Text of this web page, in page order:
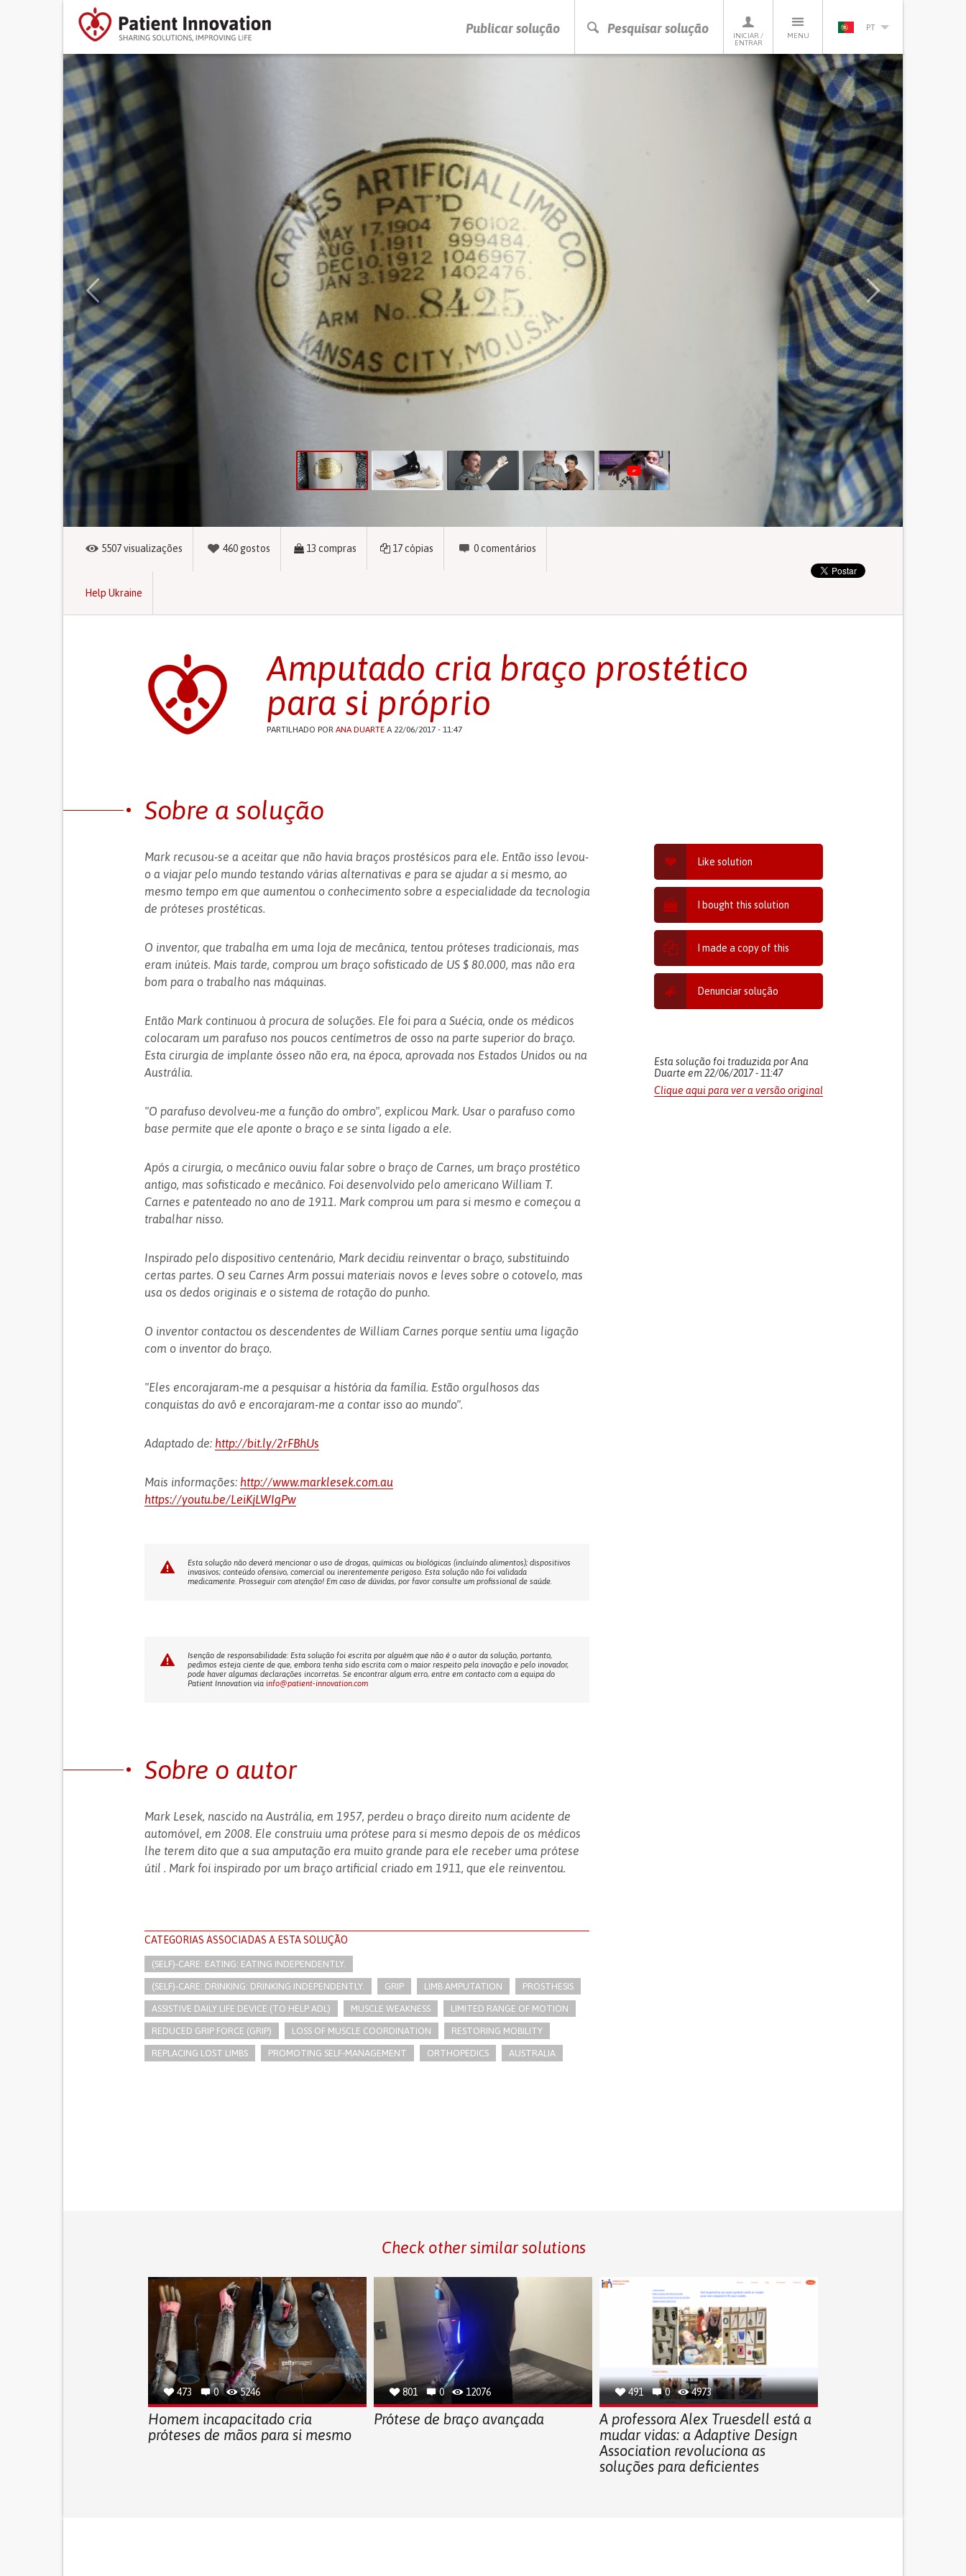
Publicar solução Pesquisar solução
INICIAR /
ENTRAR
MENU
PT
PRESSIONE ENTER PARA PESQUISAR
Previous Next
5507visualizações 460gostos 13 compras 17cópias 0comentários
Help Ukraine
Amputado cria braço prostético
para si próprio
PARTILHADO POR ANA DUARTEA 22/06/2017 - 11:47
Like solution
I bought this solution
I made a copy of this
Denunciar solução
Esta solução foi traduzida por Ana
Duarte em 22/06/2017 - 11:47
Clique aqui para ver a versão original
Sobre a solução
Mark recusou-se a aceitar que não havia braços prostésicos para ele. Então isso levou-
o a viajar pelo mundo testando várias alternativas e para se ajudar a si mesmo, ao
mesmo tempo em que aumentou o conhecimento sobre a especialidade da tecnologia
de próteses prostéticas.
O inventor, que trabalha em uma loja de mecânica, tentou próteses tradicionais, mas
eram inúteis. Mais tarde, comprou um braço sofisticado de US $ 80.000, mas não era
bom para o trabalho nas máquinas.
Então Mark continuou à procura de soluções. Ele foi para a Suécia, onde os médicos
colocaram um parafuso nos poucos centímetros de osso na parte superior do braço.
Esta cirurgia de implante ósseo não era, na época, aprovada nos Estados Unidos ou na
Austrália.
"O parafuso devolveu-me a função do ombro", explicou Mark. Usar o parafuso como
base permite que ele aponte o braço e se sinta ligado a ele.
Após a cirurgia, o mecânico ouviu falar sobre o braço de Carnes, um braço prostético
antigo, mas sofisticado e mecânico. Foi desenvolvido pelo americano William T.
Carnes e patenteado no ano de 1911. Mark comprou um para si mesmo e começou a
trabalhar nisso.
Inspirado pelo dispositivo centenário, Mark decidiu reinventar o braço, substituindo
certas partes. O seu Carnes Arm possui materiais novos e leves sobre o cotovelo, mas
usa os dedos originais e o sistema de rotação do punho.
O inventor contactou os descendentes de William Carnes porque sentiu uma ligação
com o inventor do braço.
"Eles encorajaram-me a pesquisar a história da família. Estão orgulhosos das
conquistas do avô e encorajaram-me a contar isso ao mundo".
Adaptado de: http://bit.ly/2rFBhUs
Mais informações: http://www.marklesek.com.au
https://youtu.be/LeiKjLWIgPw
Esta solução não deverá mencionar o uso de drogas, químicas ou biológicas (incluíndo alimentos); dispositivos
invasivos; conteúdo ofensivo, comercial ou inerentemente perigoso. Esta solução não foi validada
medicamente. Prosseguir com atenção! Em caso de dúvidas, por favor consulte um profissional de saúde.
Isenção de responsabilidade: Esta solução foi escrita por alguém que não é o autor da solução, portanto,
pedimos esteja ciente de que, embora tenha sido escrita com o maior respeito pela inovação e pelo inovador,
pode haver algumas declarações incorretas. Se encontrar algum erro, entre em contacto com a equipa do
Patient Innovation via info@patient-innovation.com
Sobre o autor
Mark Lesek, nascido na Austrália, em 1957, perdeu o braço direito num acidente de
automóvel, em 2008. Ele construiu uma prótese para si mesmo depois de os médicos
lhe terem dito que a sua amputação era muito grande para ele receber uma prótese
útil . Mark foi inspirado por um braço artificial criado em 1911, que ele reinventou.
CATEGORIAS ASSOCIADAS A ESTA SOLUÇÃO
(SELF)-CARE: EATING: EATING INDEPENDENTLY.
(SELF)-CARE: DRINKING: DRINKING INDEPENDENTLY. GRIP LIMB AMPUTATION PROSTHESIS
ASSISTIVE DAILY LIFE DEVICE (TO HELP ADL) MUSCLE WEAKNESS LIMITED RANGE OF MOTION
REDUCED GRIP FORCE (GRIP) LOSS OF MUSCLE COORDINATION RESTORING MOBILITY
REPLACING LOST LIMBS PROMOTING SELF-MANAGEMENT ORTHOPEDICS AUSTRALIA
Check other similar solutions
473 0 5246
Homem incapacitado cria
próteses de mãos para si mesmo
801 0 12076
Prótese de braço avançada
491 0 4973
A professora Alex Truesdell está a
mudar vidas: a Adaptive Design
Association revoluciona as
soluções para deficientes